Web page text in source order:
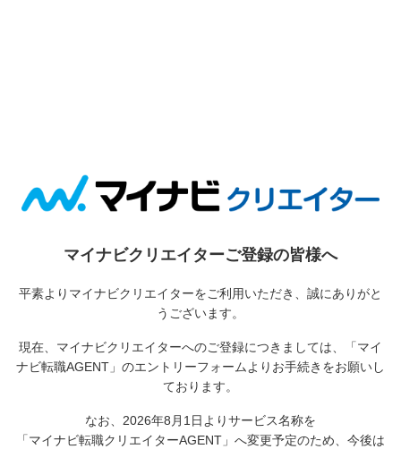
マイナビクリエイターご登録の皆様へ
平素よりマイナビクリエイターをご利用いただき、誠にありがと
うございます。
現在、マイナビクリエイターへのご登録につきましては、
「マイ
ナビ転職AGENT」のエントリーフォームよりお手続きをお願いし
ております。
なお、2026年8月1日よりサービス名称を
「マイナビ転職クリエイターAGENT」へ変更予定のため、 今後は